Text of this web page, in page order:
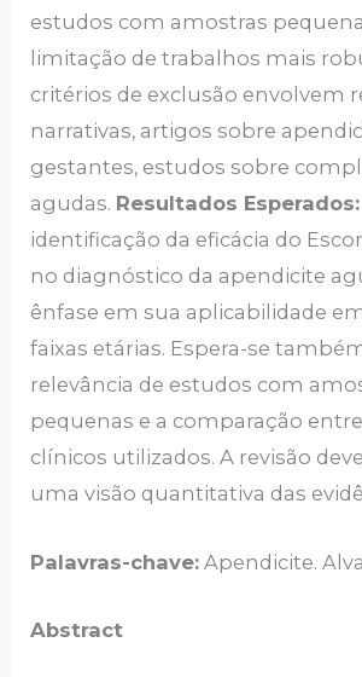
estudos com amostras
limitação de trabalhos mais
critérios de exclusão envolvem
narrativas, artigos sobre
gestantes, estudos sobre
agudas. Resultados Esperados:
identificação da eficácia do
no diagnóstico da apendicite
ênfase em sua aplicabilidade
faixas etárias. Espera-se
relevância de estudos com
pequenas e a comparação
clínicos utilizados. A revisão
uma visão quantitativa das
Palavras-chave: Apendicite.
Abstract